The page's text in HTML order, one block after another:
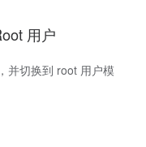
用户
并切换到 root 用户模